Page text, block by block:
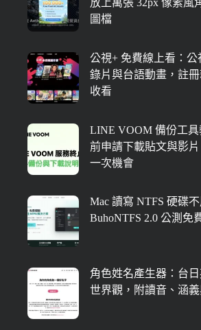
放上萬張 32px 像素風
圖檔
公視+ 免費線上看：公
錄片與台語動畫，註
收看
LINE VOOM 備份工具
前申請下載貼文與影
一次機會
Mac 讀寫 NTFS 硬碟不
BuhoNTFS 2.0 公測免
角色姓名產生器：台
世界觀，附讀音、涵